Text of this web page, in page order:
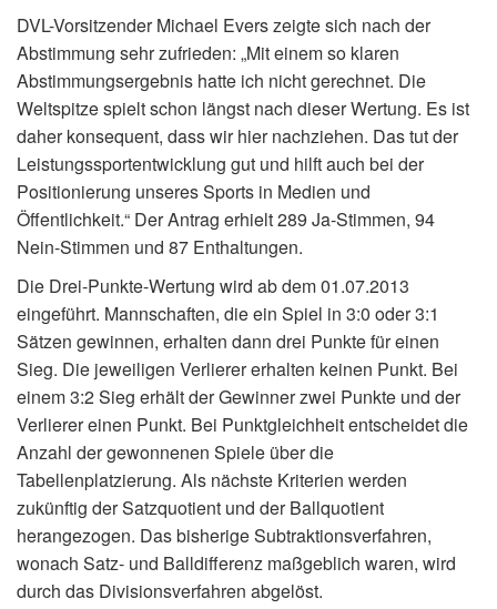
DVL-Vorsitzender Michael Evers zeigte sich nach der
Abstimmung sehr zufrieden: „Mit einem so klaren
Abstimmungsergebnis hatte ich nicht gerechnet. Die
Weltspitze spielt schon längst nach dieser Wertung. Es ist
daher konsequent, dass wir hier nachziehen. Das tut der
Leistungssportentwicklung gut und hilft auch bei der
Positionierung unseres Sports in Medien und
Öffentlichkeit.“ Der Antrag erhielt 289 Ja-Stimmen, 94
Nein-Stimmen und 87 Enthaltungen.
Die Drei-Punkte-Wertung wird ab dem 01.07.2013
eingeführt. Mannschaften, die ein Spiel in 3:0 oder 3:1
Sätzen gewinnen, erhalten dann drei Punkte für einen
Sieg. Die jeweiligen Verlierer erhalten keinen Punkt. Bei
einem 3:2 Sieg erhält der Gewinner zwei Punkte und der
Verlierer einen Punkt. Bei Punktgleichheit entscheidet die
Anzahl der gewonnenen Spiele über die
Tabellenplatzierung. Als nächste Kriterien werden
zukünftig der Satzquotient und der Ballquotient
herangezogen. Das bisherige Subtraktionsverfahren,
wonach Satz- und Balldifferenz maßgeblich waren, wird
durch das Divisionsverfahren abgelöst.